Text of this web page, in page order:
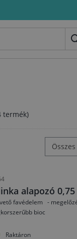
termék)
alapozó 0,75
favédelem -
bioc
Raktáron